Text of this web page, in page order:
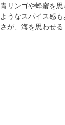
青リンゴや蜂蜜を
ようなスパイス感
さが、海を思わせる